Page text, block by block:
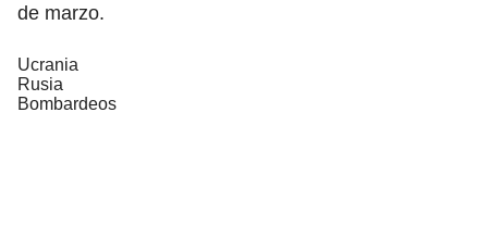
de marzo.
Ucrania
Rusia
Bombardeos